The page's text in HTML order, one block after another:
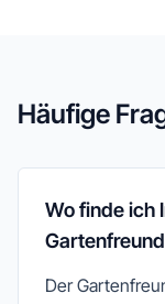
Häufige
Wo finde ich
Der